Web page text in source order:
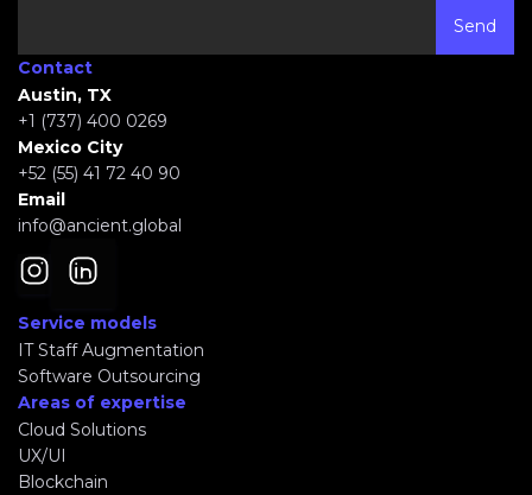
Contact
Austin, TX
+1 (737) 400 0269
Mexico City
+52 (55) 41 72 40 90
Email
info@ancient.global
Service models
IT Staff Augmentation
Software Outsourcing
Areas of expertise
Cloud Solutions
UX/UI
Blockchain